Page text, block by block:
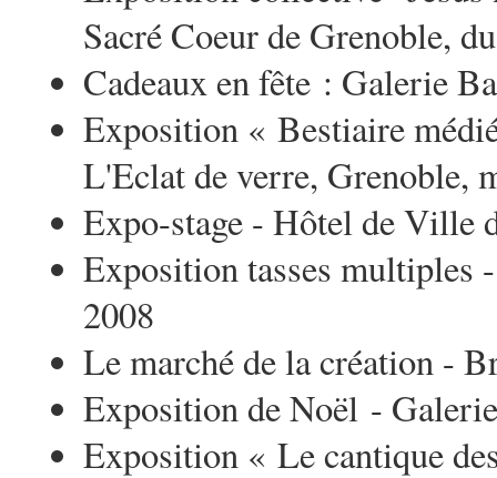
Sacré Coeur de Grenoble,
Cadeaux en fête : Galerie
Exposition « Bestiaire
L'Eclat de verre, Grenoble,
Expo-stage - Hôtel de Ville
Exposition tasses
2008
Le marché de la création -
Exposition de Noël -
Exposition « Le cantique